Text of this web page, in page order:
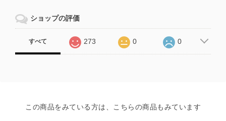
ショップの評価
すべて 273 0 0
この商品をみている方は、こちらの商品もみています